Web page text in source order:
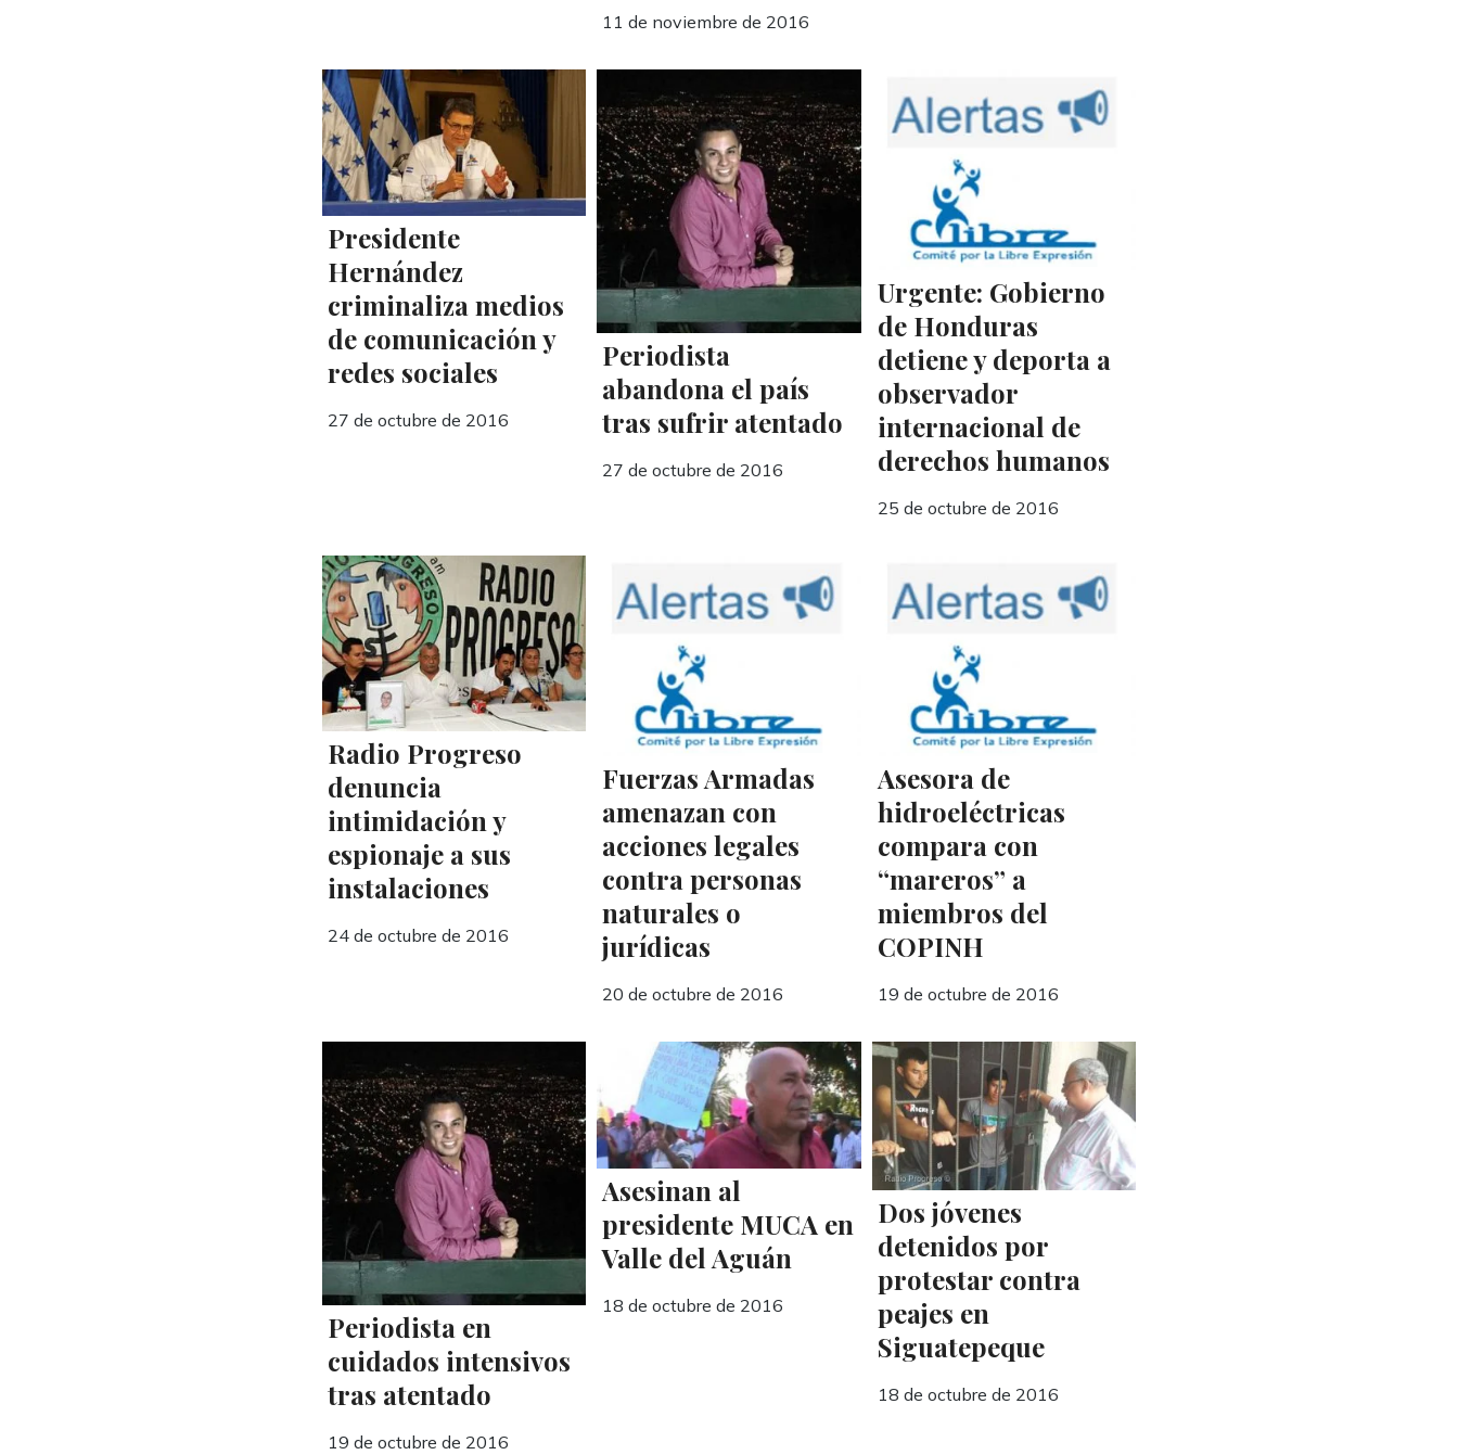
11 de noviembre de 2016
Presidente
Hernández
criminaliza medios
de comunicación y
redes sociales
27 de octubre de 2016
Periodista
abandona el país
tras sufrir atentado
27 de octubre de 2016
Urgente: Gobierno
de Honduras
detiene y deporta a
observador
internacional de
derechos humanos
25 de octubre de 2016
Radio Progreso
denuncia
intimidación y
espionaje a sus
instalaciones
24 de octubre de 2016
Fuerzas Armadas
amenazan con
acciones legales
contra personas
naturales o
jurídicas
20 de octubre de 2016
Asesora de
hidroeléctricas
compara con
“mareros” a
miembros del
COPINH
19 de octubre de 2016
Periodista en
cuidados intensivos
tras atentado
19 de octubre de 2016
Asesinan al
presidente MUCA en
Valle del Aguán
18 de octubre de 2016
Dos jóvenes
detenidos por
protestar contra
peajes en
Siguatepeque
18 de octubre de 2016